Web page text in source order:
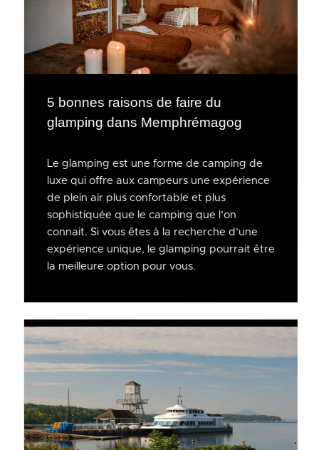
5 bonnes raisons de faire du
glamping dans Memphrémagog
Le glamping est une forme de camping de
luxe qui offre aux campeurs une expérience
de plein air plus confortable et plus
sophistiquée que le camping que l’on
connait. Si vous êtes à la recherche d’une
expérience unique, le glamping pourrait être
la meilleure option pour vous.